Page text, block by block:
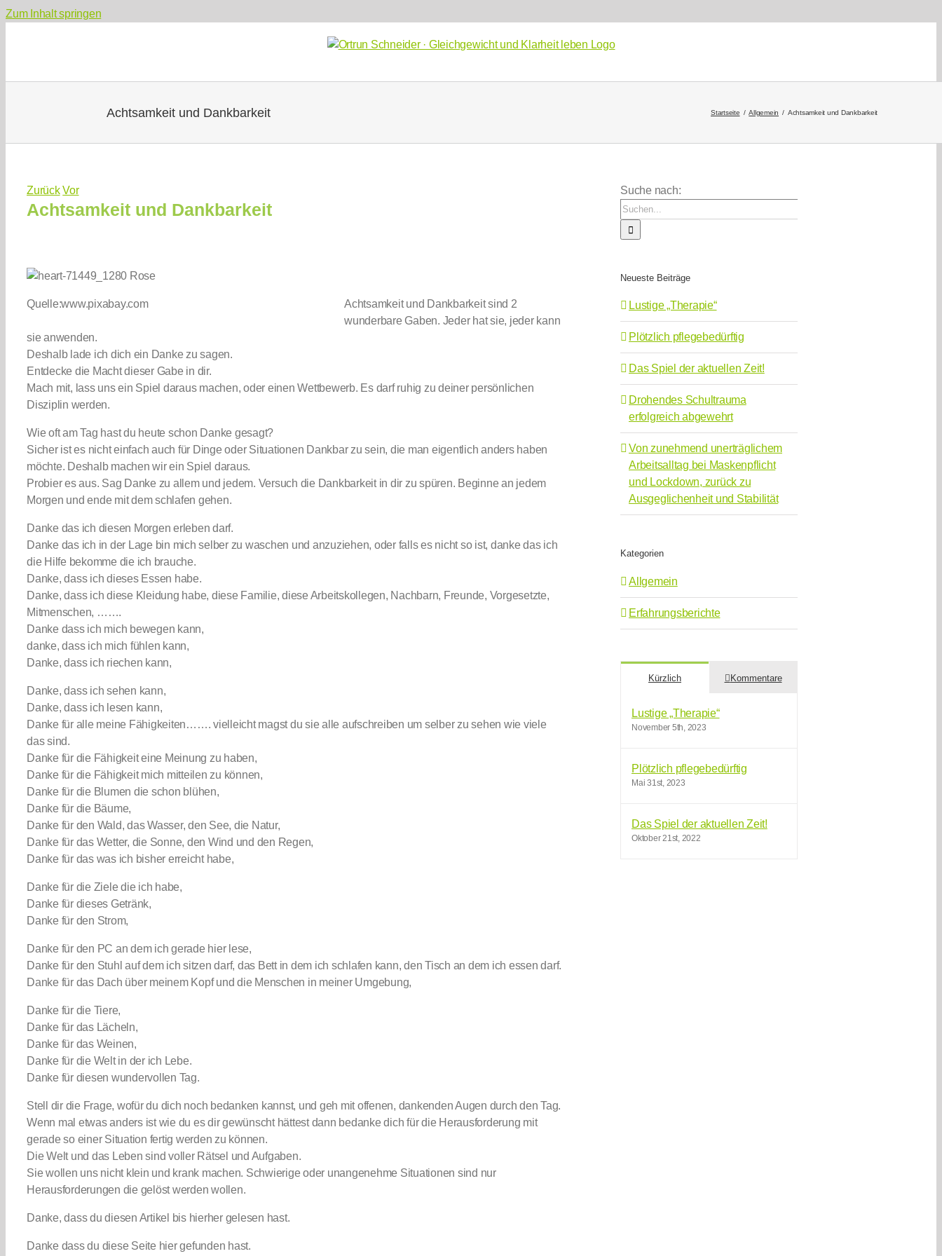
Zum Inhalt springen
Achtsamkeit und Dankbarkeit Startseite Allgemein Achtsamkeit und Dankbarkeit
Zurück Vor
Achtsamkeit und Dankbarkeit
Quelle:www.pixabay.com
Achtsamkeit und Dankbarkeit sind 2
wunderbare Gaben. Jeder hat sie, jeder kann
sie anwenden.
Deshalb lade ich dich ein Danke zu sagen.
Entdecke die Macht dieser Gabe in dir.
Mach mit, lass uns ein Spiel daraus machen, oder einen Wettbewerb. Es darf ruhig zu deiner persönlichen
Disziplin werden.
Wie oft am Tag hast du heute schon Danke gesagt?
Sicher ist es nicht einfach auch für Dinge oder Situationen Dankbar zu sein, die man eigentlich anders haben
möchte. Deshalb machen wir ein Spiel daraus.
Probier es aus. Sag Danke zu allem und jedem. Versuch die Dankbarkeit in dir zu spüren. Beginne an jedem
Morgen und ende mit dem schlafen gehen.
Danke das ich diesen Morgen erleben darf.
Danke das ich in der Lage bin mich selber zu waschen und anzuziehen, oder falls es nicht so ist, danke das ich
die Hilfe bekomme die ich brauche.
Danke, dass ich dieses Essen habe.
Danke, dass ich diese Kleidung habe, diese Familie, diese Arbeitskollegen, Nachbarn, Freunde, Vorgesetzte,
Mitmenschen, …….
Danke dass ich mich bewegen kann,
danke, dass ich mich fühlen kann,
Danke, dass ich riechen kann,
Danke, dass ich sehen kann,
Danke, dass ich lesen kann,
Danke für alle meine Fähigkeiten……. vielleicht magst du sie alle aufschreiben um selber zu sehen wie viele
das sind.
Danke für die Fähigkeit eine Meinung zu haben,
Danke für die Fähigkeit mich mitteilen zu können,
Danke für die Blumen die schon blühen,
Danke für die Bäume,
Danke für den Wald, das Wasser, den See, die Natur,
Danke für das Wetter, die Sonne, den Wind und den Regen,
Danke für das was ich bisher erreicht habe,
Danke für die Ziele die ich habe,
Danke für dieses Getränk,
Danke für den Strom,
Danke für den PC an dem ich gerade hier lese,
Danke für den Stuhl auf dem ich sitzen darf, das Bett in dem ich schlafen kann, den Tisch an dem ich essen darf.
Danke für das Dach über meinem Kopf und die Menschen in meiner Umgebung,
Danke für die Tiere,
Danke für das Lächeln,
Danke für das Weinen,
Danke für die Welt in der ich Lebe.
Danke für diesen wundervollen Tag.
Stell dir die Frage, wofür du dich noch bedanken kannst, und geh mit offenen, dankenden Augen durch den Tag.
Wenn mal etwas anders ist wie du es dir gewünscht hättest dann bedanke dich für die Herausforderung mit
gerade so einer Situation fertig werden zu können.
Die Welt und das Leben sind voller Rätsel und Aufgaben.
Sie wollen uns nicht klein und krank machen. Schwierige oder unangenehme Situationen sind nur
Herausforderungen die gelöst werden wollen.
Danke, dass du diesen Artikel bis hierher gelesen hast.
Danke dass du diese Seite hier gefunden hast.
Suche nach:
Neueste Beiträge
Lustige „Therapie“
Plötzlich pflegebedürftig
Das Spiel der aktuellen Zeit!
Drohendes Schultrauma
erfolgreich abgewehrt
Von zunehmend unerträglichem
Arbeitsalltag bei Maskenpflicht
und Lockdown, zurück zu
Ausgeglichenheit und Stabilität
Kategorien
Allgemein
Erfahrungsberichte
Kürzlich Kommentare
Lustige „Therapie“
November 5th, 2023
Plötzlich pflegebedürftig
Mai 31st, 2023
Das Spiel der aktuellen Zeit!
Oktober 21st, 2022